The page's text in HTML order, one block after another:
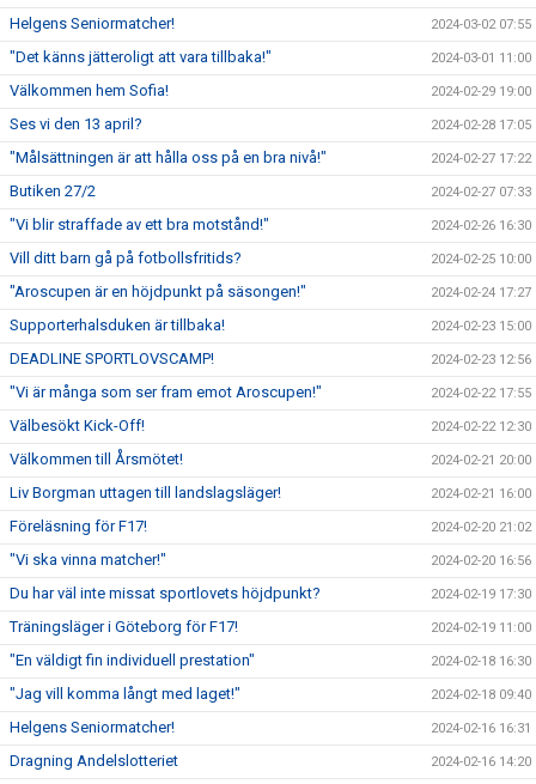
Helgens Seniormatcher! 2024-03-02 07:55
"Det känns jätteroligt att vara tillbaka!" 2024-03-01 11:00
Välkommen hem Sofia! 2024-02-29 19:00
Ses vi den 13 april? 2024-02-28 17:05
"Målsättningen är att hålla oss på en bra nivå!" 2024-02-27 17:22
Butiken 27/2 2024-02-27 07:33
"Vi blir straffade av ett bra motstånd!" 2024-02-26 16:30
Vill ditt barn gå på fotbollsfritids? 2024-02-25 10:00
"Aroscupen är en höjdpunkt på säsongen!" 2024-02-24 17:27
Supporterhalsduken är tillbaka! 2024-02-23 15:00
DEADLINE SPORTLOVSCAMP! 2024-02-23 12:56
"Vi är många som ser fram emot Aroscupen!" 2024-02-22 17:55
Välbesökt Kick-Off! 2024-02-22 12:30
Välkommen till Årsmötet! 2024-02-21 20:00
Liv Borgman uttagen till landslagsläger! 2024-02-21 16:00
Föreläsning för F17! 2024-02-20 21:02
"Vi ska vinna matcher!" 2024-02-20 16:56
Du har väl inte missat sportlovets höjdpunkt? 2024-02-19 17:30
Träningsläger i Göteborg för F17! 2024-02-19 11:00
"En väldigt fin individuell prestation" 2024-02-18 16:30
"Jag vill komma långt med laget!" 2024-02-18 09:40
Helgens Seniormatcher! 2024-02-16 16:31
Dragning Andelslotteriet 2024-02-16 14:20